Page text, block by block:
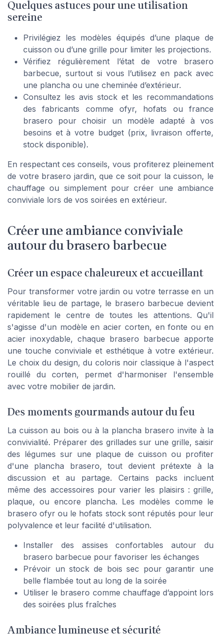
Quelques astuces pour une utilisation
sereine
Privilégiez les modèles équipés d’une plaque de
cuisson ou d’une grille pour limiter les projections.
Vérifiez régulièrement l’état de votre brasero
barbecue, surtout si vous l’utilisez en pack avec
une plancha ou une cheminée d’extérieur.
Consultez les avis stock et les recommandations
des fabricants comme ofyr, hofats ou france
brasero pour choisir un modèle adapté à vos
besoins et à votre budget (prix, livraison offerte,
stock disponible).
En respectant ces conseils, vous profiterez pleinement
de votre brasero jardin, que ce soit pour la cuisson, le
chauffage ou simplement pour créer une ambiance
conviviale lors de vos soirées en extérieur.
Créer une ambiance conviviale
autour du brasero barbecue
Créer un espace chaleureux et accueillant
Pour transformer votre jardin ou votre terrasse en un
véritable lieu de partage, le brasero barbecue devient
rapidement le centre de toutes les attentions. Qu'il
s'agisse d'un modèle en acier corten, en fonte ou en
acier inoxydable, chaque brasero barbecue apporte
une touche conviviale et esthétique à votre extérieur.
Le choix du design, du coloris noir classique à l'aspect
rouillé du corten, permet d'harmoniser l'ensemble
avec votre mobilier de jardin.
Des moments gourmands autour du feu
La cuisson au bois ou à la plancha brasero invite à la
convivialité. Préparer des grillades sur une grille, saisir
des légumes sur une plaque de cuisson ou profiter
d'une plancha brasero, tout devient prétexte à la
discussion et au partage. Certains packs incluent
même des accessoires pour varier les plaisirs : grille,
plaque, ou encore plancha. Les modèles comme le
brasero ofyr ou le hofats stock sont réputés pour leur
polyvalence et leur facilité d'utilisation.
Installer des assises confortables autour du
brasero barbecue pour favoriser les échanges
Prévoir un stock de bois sec pour garantir une
belle flambée tout au long de la soirée
Utiliser le brasero comme chauffage d’appoint lors
des soirées plus fraîches
Ambiance lumineuse et sécurité